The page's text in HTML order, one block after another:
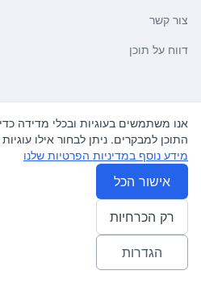
צור קשר
דווח על תוכן
משפטי ועדכונים
מדיניות פרטיות
תנאי שימוש
© 2026 עצומה. כל הזכויות שמורות.
אנו משתמשים בעוגיות ובכלי מדידה
התוכן למבקרים. ניתן לבחור אילו
מידע נוסף במדיניות הפרטיות שלנו
אישור הכל
רק הכרחיות
הגדרות